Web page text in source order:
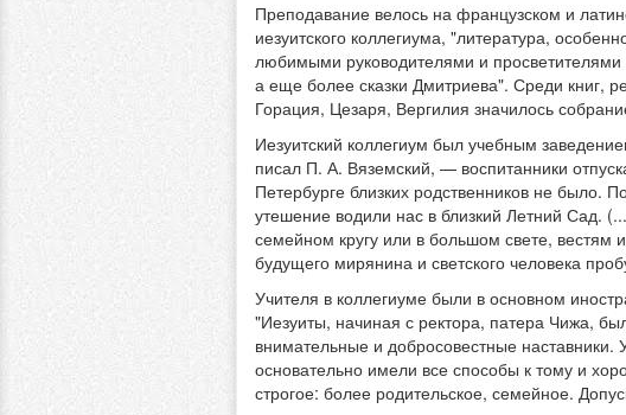
Преподавание велось на французском и
иезуитского коллегиума, "литература,
любимыми руководителями и
а еще более сказки Дмитриева". Среди книг,
Горация, Цезаря, Вергилия значилось
Иезуитский коллегиум был учебным
писал П. А. Вяземский, — воспитанники
Петербурге близких родственников не
утешение водили нас в близкий Летний Сад.
семейном кругу или в большом свете,
будущего мирянина и светского человека
Учителя в коллегиуме были в основном
"Иезуиты, начиная с ректора, патера Чижа,
внимательные и добросовестные
основательно имели все способы к тому и
строгое: более родительское, семейное.